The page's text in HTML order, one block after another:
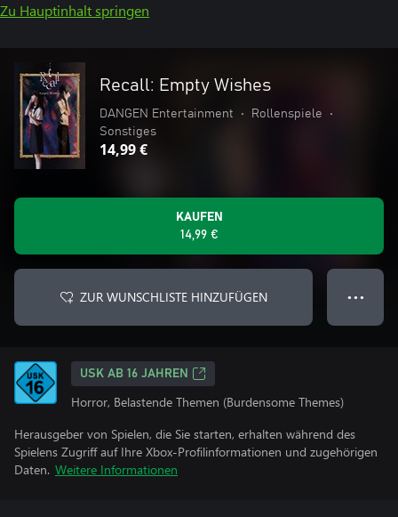
Zu Hauptinhalt springen
Recall: Empty Wishes
DANGEN Entertainment • Rollenspiele
•
Sonstiges
14,99 €
KAUFEN
14,99 €
ZUR WUNSCHLISTE HINZUFÜGEN ● ● ●
USK AB 16 JAHREN
Horror, Belastende Themen (Burdensome Themes)
Herausgeber von Spielen, die Sie starten, erhalten während des
Spielens Zugriff auf Ihre Xbox-Profilinformationen und zugehörigen
Daten. Weitere Informationen